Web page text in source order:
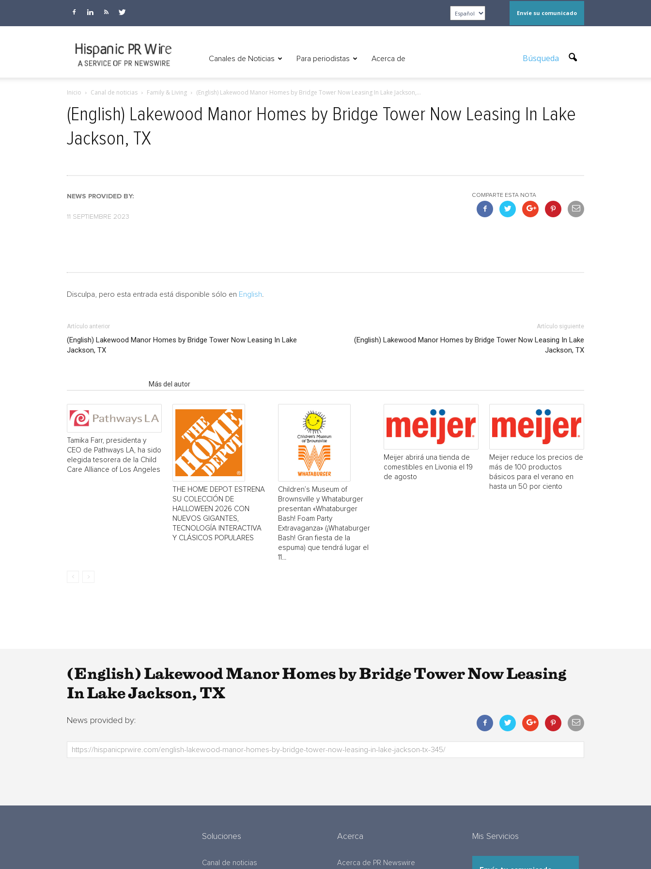
Envíe su comunicado
Canales de Noticias Para periodistas Acerca de Búsqueda
Inicio Canal de noticias Family & Living (English) Lakewood Manor Homes by Bridge Tower Now Leasing In Lake Jackson,...
(English) Lakewood Manor Homes by Bridge Tower Now Leasing In Lake
Jackson, TX
NEWS PROVIDED BY:
11 SEPTIEMBRE 2023
COMPARTE ESTA NOTA
Disculpa, pero esta entrada está disponible sólo en English
Artículo anterior
(English) Lakewood Manor Homes by Bridge Tower Now Leasing In Lake
Jackson, TX
Artículo siguiente
(English) Lakewood Manor Homes by Bridge Tower Now Leasing In Lake
Jackson, TX
Más del autor
Tamika Farr, presidenta y
CEO de Pathways LA, ha sido
elegida tesorera de la Child
Care Alliance of Los Angeles
THE HOME DEPOT ESTRENA
SU COLECCIÓN DE
HALLOWEEN 2026 CON
NUEVOS GIGANTES,
TECNOLOGÍA INTERACTIVA
Y CLÁSICOS POPULARES
Children’s Museum of
Brownsville y Whataburger
presentan «Whataburger
Bash! Foam Party
Extravaganza» (¡Whataburger
Bash! Gran fiesta de la
espuma) que tendrá lugar el
11...
Meijer abrirá una tienda de
comestibles en Livonia el 19
de agosto
Meijer reduce los precios de
más de 100 productos
básicos para el verano en
hasta un 50 por ciento
(English) Lakewood Manor Homes by Bridge Tower Now Leasing
In Lake Jackson, TX
News provided by:
Soluciones
Canal de noticias
Acerca
Acerca de PR Newswire
Mis Servicios